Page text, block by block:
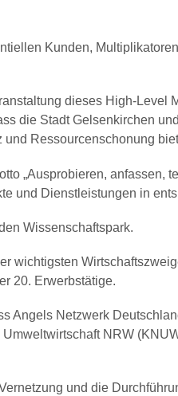
Kunden,
dieses High-Level
die Stadt Gelsenkirchen
Ressourcenschonung
„Ausprobieren, anfassen,
und Dienstleistungen in
Wissenschaftspark.
wichtigsten
20. Erwerbstätige.
Angels Netzwerk
NRW
und die